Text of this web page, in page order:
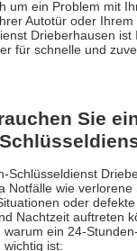
um ein Problem mit
Autotür oder
Drieberhausen ist
für schnelle und
Sie
Schlüsseldienst
Notfälle wie verlorene
oder
Nachtzeit auftreten
ein 24-
wichtig ist: